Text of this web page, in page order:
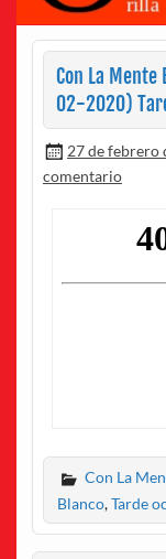
Con La
02-2020)
27 de febrero
comentario
Con La
Blanco,Tarde